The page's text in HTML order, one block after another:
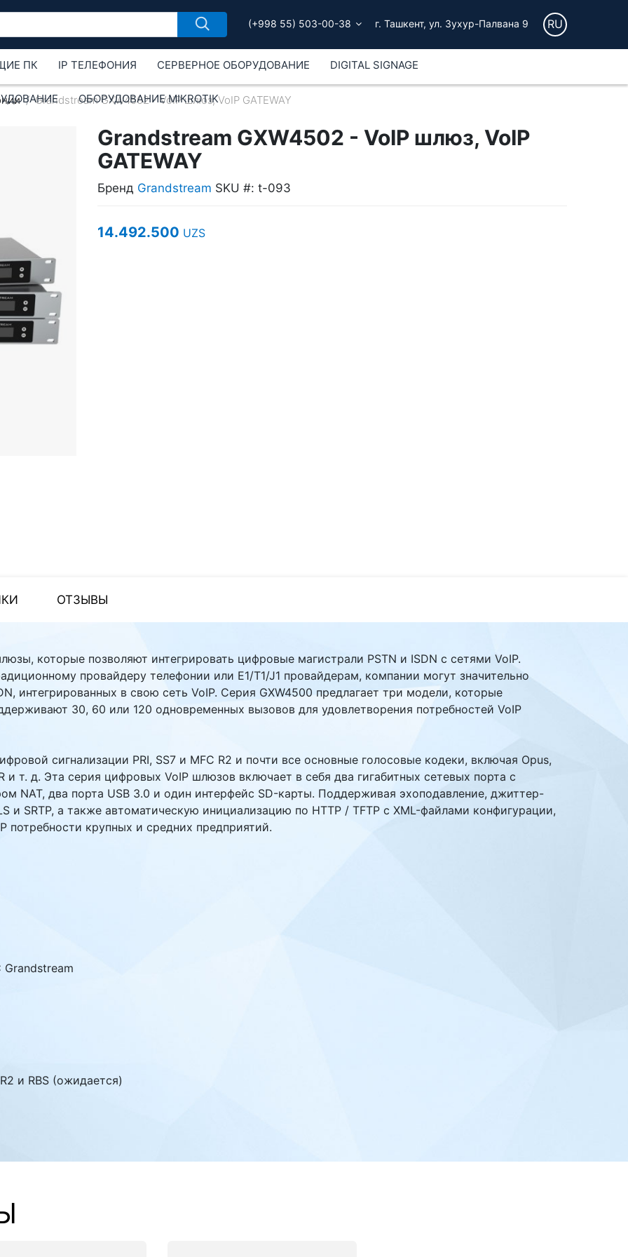
(+998 55) 503-00-38 г. Ташкент, ул. Зухур-Палвана 9 RU
ПК IP ТЕЛЕФОНИЯ СЕРВЕРНОЕ ОБОРУДОВАНИЕ DIGITAL SIGNAGE
ОБОРУДОВАНИЕ MIKROTIK
Grandstream GXW4502 - VoIP шлюз, VoIP GATEWAY
Grandstream GXW4502 - VoIP шлюз, VoIP
GATEWAY
Бренд Grandstream SKU #: t-093
14.492.500 UZS
ОТЗЫВЫ
которые позволяют интегрировать цифровые магистрали PSTN и ISDN с сетями VoIP.
провайдеру телефонии или E1/T1/J1 провайдерам, компании могут значительно
интегрированных в свою сеть VoIP. Серия GXW4500 предлагает три модели, которые
30, 60 или 120 одновременных вызовов для удовлетворения потребностей VoIP
сигнализации PRI, SS7 и MFC R2 и почти все основные голосовые кодеки, включая Opus,
и т. д. Эта серия цифровых VoIP шлюзов включает в себя два гигабитных сетевых порта с
NAT, два порта USB 3.0 и один интерфейс SD-карты. Поддерживая эхоподавление, джиттер-
и SRTP, а также автоматическую инициализацию по HTTP / TFTP с XML-файлами конфигурации,
потребности крупных и средних предприятий.
и RBS (ожидается)